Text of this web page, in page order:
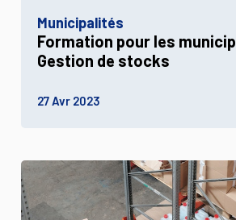
Municipalités
Formation pour les
Gestion de stocks
27 Avr 2023